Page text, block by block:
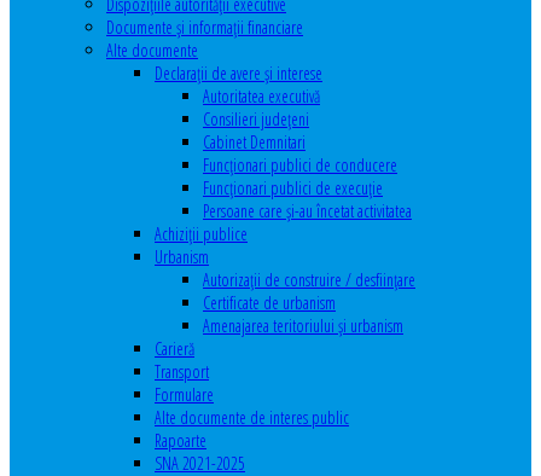
Documente şi informaţii financiare
Alte documente
Declaraţii de avere şi interese
Autoritatea executivă
Consilieri judeţeni
Cabinet Demnitari
Funcţionari publici de conducere
Funcționari publici de execuție
Persoane care şi-au încetat activitatea
Achiziţii publice
Urbanism
Autorizații de construire / desființare
Certificate de urbanism
Amenajarea teritoriului şi urbanism
Carieră
Transport
Formulare
Alte documente de interes public
Rapoarte
SNA 2021-2025